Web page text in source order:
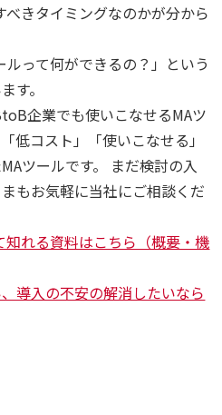
べきタイミングなのかが分から
って何ができるの？」という
す。
企業でも使いこなせるMAツ
低コスト」「使いこなせる」
ツールです。 まだ検討の入
もお気軽に当社にご相談くだ
れる資料はこちら（概要・機
導入の不安の解消したいなら